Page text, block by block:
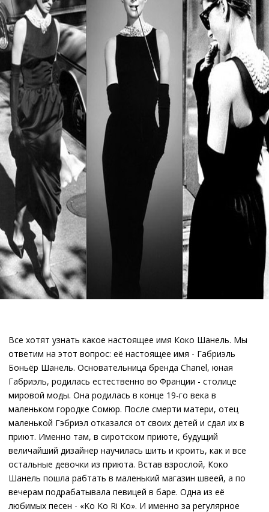
Все хотят узнать какое настоящее имя Коко Шанель. Мы
ответим на этот вопрос: её настоящее имя - Габриэль
Боньёр Шанель. Основательница бренда Chanel, юная
Габриэль, родилась естественно во Франции - столице
мировой моды. Она родилась в конце 19-го века в
маленьком городке Сомюр. После смерти матери, отец
маленькой Гэбриэл отказался от своих детей и сдал их в
приют. Именно там, в сиротском приюте, будущий
величайший дизайнер научилась шить и кроить, как и все
остальные девочки из приюта. Встав взрослой, Коко
Шанель пошла рабтать в маленький магазин швеей, а по
вечерам подрабатывала певицей в баре. Одна из её
любимых песен - «Ko Ko Ri Ko». И именно за регулярное